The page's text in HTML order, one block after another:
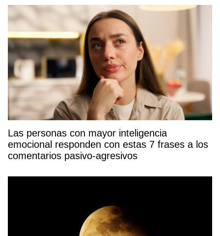
Las personas con mayor inteligencia
emocional responden con estas 7 frases a los
comentarios pasivo-agresivos